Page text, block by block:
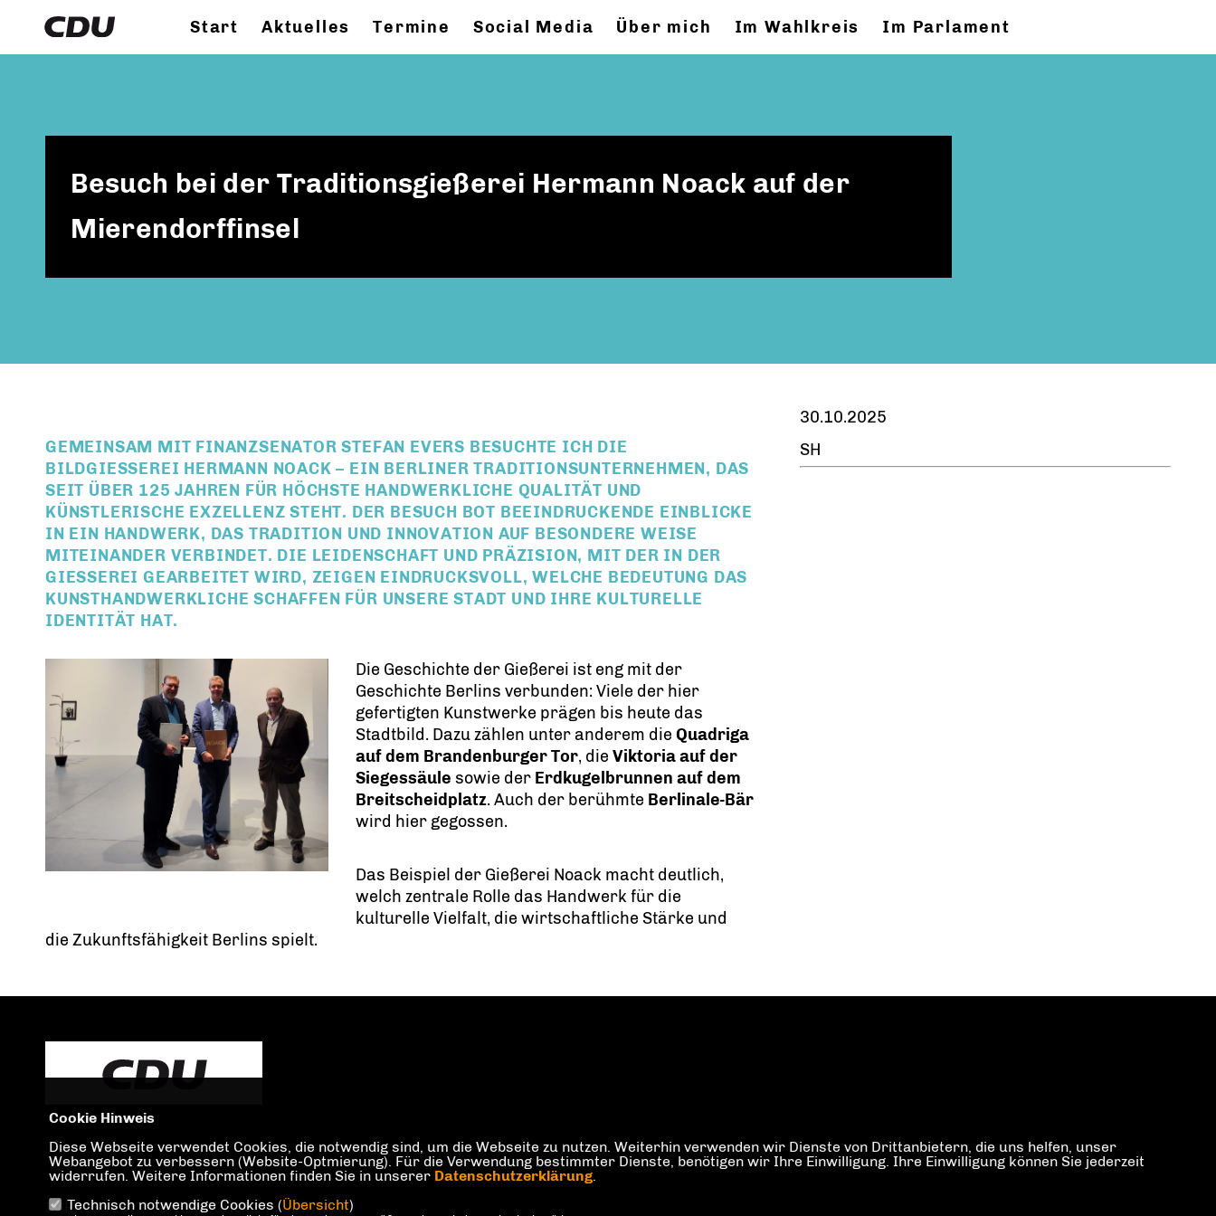
Start Aktuelles Termine Social Media Über mich Im Wahlkreis Im Parlament
Besuch bei der Traditionsgießerei Hermann Noack auf der
Mierendorffinsel
GEMEINSAM MIT FINANZSENATORSTEFAN EVERS BESUCHTE ICH DIE
BILDGIESSEREI HERMANN NOACK
– EIN BERLINER TRADITIONSUNTERNEHMEN, DAS
SEIT ÜBER 125 JAHREN FÜR HÖCHSTE HANDWERKLICHE QUALITÄT UND
KÜNSTLERISCHE EXZELLENZ STEHT. DER BESUCH BOT BEEINDRUCKENDE EINBLICKE
IN EIN HANDWERK, DAS TRADITION UND INNOVATION AUF BESONDERE WEISE
MITEINANDER VERBINDET. DIE LEIDENSCHAFT UND PRÄZISION, MIT DER IN DER
GIESSEREI GEARBEITET WIRD, ZEIGEN EINDRUCKSVOLL, WELCHE BEDEUTUNG DAS K
UNSTHANDWERKLICHE SCHAFFEN FÜR UNSERE STADT UND IHRE KULTURELLE I
DENTITÄT HAT.
Die Geschichte der Gießerei ist eng mit der
Geschichte Berlins verbunden: Viele der hier
gefertigten Kunstwerke prägen bis heute das
Stadtbild. Dazu zählen unter anderem dieQuadriga
auf dem Brandenburger Tor, dieViktoria auf der
Siegessäule sowie der Erdkugelbrunnen auf dem
Breitscheidplatz. Auch der berühmte Berlinale-Bär
wird hier gegossen.
Das Beispiel der Gießerei Noack macht deutlich,
welch zentrale Rolle das Handwerk für die
kulturelle Vielfalt, die wirtschaftliche Stärke und
die Zukunftsfähigkeit Berlins spielt.
30.10.2025
SH
IMPRESSUM DATENSCHUTZ KONTAKT
Cookie Hinweis
Diese Webseite verwendet Cookies, die notwendig sind, um die Webseite zu nutzen. Weiterhin verwenden wir Dienste von Drittanbietern, die uns helfen, unser
Webangebot zu verbessern (Website-Optmierung). Für die Verwendung bestimmter Dienste, benötigen wir Ihre Einwilligung. Ihre Einwilligung können Sie jederzeit
widerrufen. Weitere Informationen finden Sie in unserer Datenschutzerklärung.
Technisch notwendige Cookies (Übersicht)